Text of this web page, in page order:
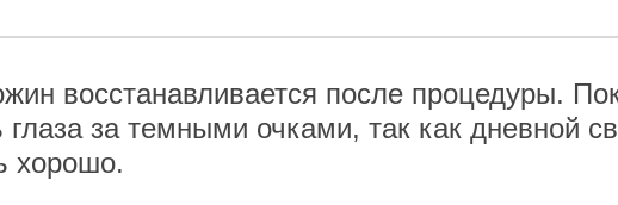
восстанавливается после процедуры.
за темными очками, так как дневной
хорошо.